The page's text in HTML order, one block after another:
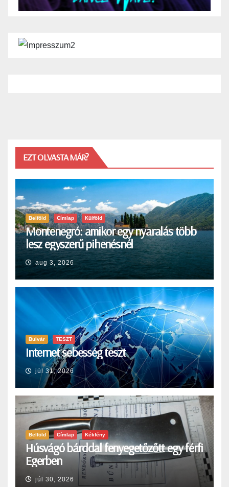
EZT OLVASTA MÁR?
Belföld Címlap Külföld
Montenegró: amikor egy nyaralás több
lesz egyszerű pihenésnél
aug 3, 2026
Bulvár TESZT
Internet sebesség teszt
júl 31, 2026
Belföld Címlap Kékfény
Húsvágó bárddal fenyegetőzőtt egy férfi
Egerben
júl 30, 2026